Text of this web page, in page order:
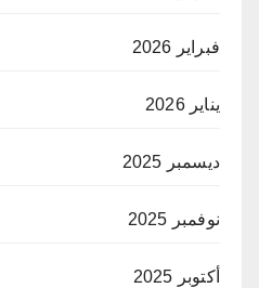
فبراير 2026
يناير 2026
ديسمبر 2025
نوفمبر 2025
أكتوبر 2025